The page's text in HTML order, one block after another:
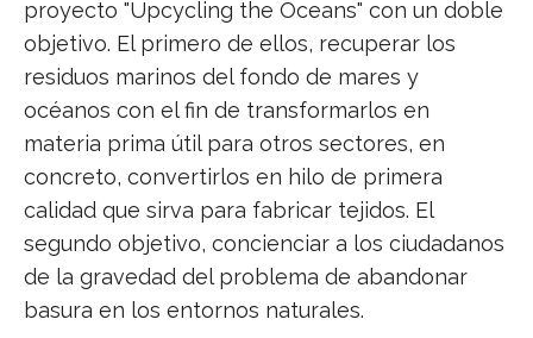
proyecto "Upcycling the Oceans" con un doble
objetivo. El primero de ellos, recuperar los
residuos marinos del fondo de mares y
océanos con el fin de transformarlos en
materia prima útil para otros sectores, en
concreto, convertirlos en hilo de primera
calidad que sirva para fabricar tejidos. El
segundo objetivo, concienciar a los ciudadanos
de la gravedad del problema de abandonar
basura en los entornos naturales.